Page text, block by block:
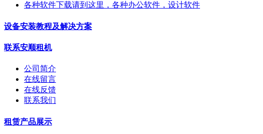
各种软件下载请到这里，各种办公软件，设计软件
设备安装教程及解决方案
联系安顺租机
公司简介
在线留言
在线反馈
联系我们
租赁产品展示